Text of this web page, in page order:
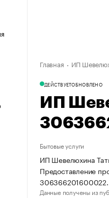
Главная ИП
ДЕЙСТВУЕТОБНОВЛЕНО
ИП
Бытовые услуги
ИП Шевелюхина
Предоставление
306366201600022.
Данные получены из